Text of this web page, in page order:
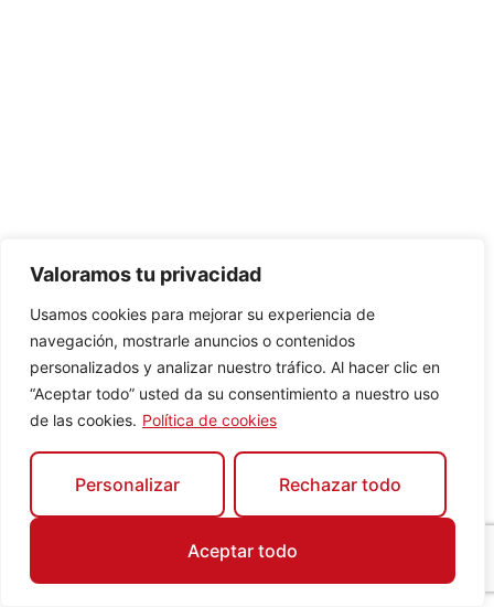
Valoramos tu privacidad
Usamos cookies para mejorar su experiencia de
navegación, mostrarle anuncios o contenidos
personalizados y analizar nuestro tráfico. Al hacer clic en
“Aceptar todo” usted da su consentimiento a nuestro uso
de las cookies. Política de cookies
Personalizar Rechazar todo
Aceptar todo